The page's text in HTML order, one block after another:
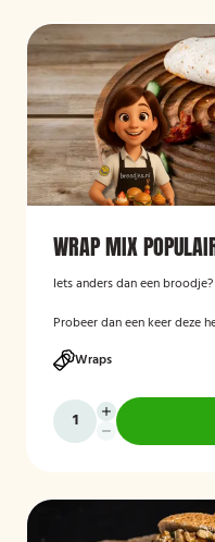
WRAP MIX
Iets anders dan een broodje?
Probeer dan een keer deze
Wraps